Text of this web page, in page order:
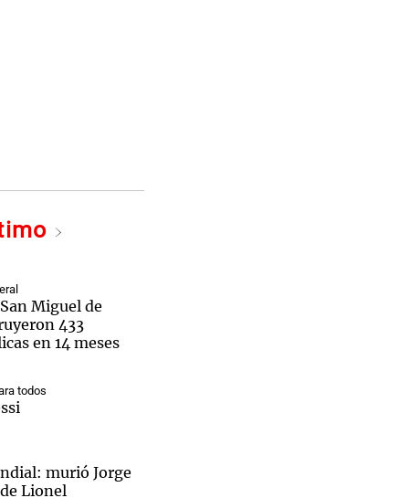
Miguel de
433
en 14 meses
todos
murió Jorge
Lionel